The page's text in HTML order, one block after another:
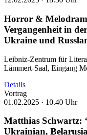
Horror &
Vergangenheit in
Ukraine und
Leibniz-Zentrum für
Lämmert-Saal, Eingang
Details
Vortrag
01.02.2025 · 10.40 Uhr
Matthias Schwartz:
Ukrainian,